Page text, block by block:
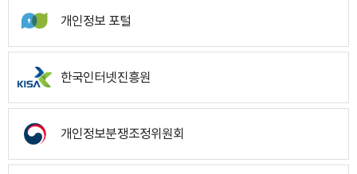
개인정보 포털
한국인터넷진흥원
개인정보분쟁조정위원회